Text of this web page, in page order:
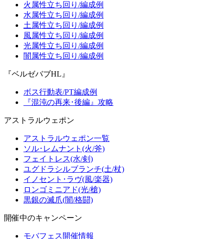
火属性立ち回り/編成例
水属性立ち回り/編成例
土属性立ち回り/編成例
風属性立ち回り/編成例
光属性立ち回り/編成例
闇属性立ち回り/編成例
『ベルゼバブHL』
ボス行動表/PT編成例
『混沌の再来･後編』攻略
アストラルウェポン
アストラルウェポン一覧
ソル･レムナント(火/斧)
フェイトレス(水/剣)
ユグドラシルブランチ(土/杖)
イノセント･ラヴ(風/楽器)
ロンゴミニアド(光/槍)
黒銀の滅爪(闇/格闘)
開催中のキャンペーン
モバフェス開催情報